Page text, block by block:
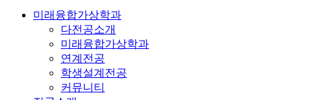
미래융합가상학과
다전공소개
미래융합가상학과
연계전공
학생설계전공
커뮤니티